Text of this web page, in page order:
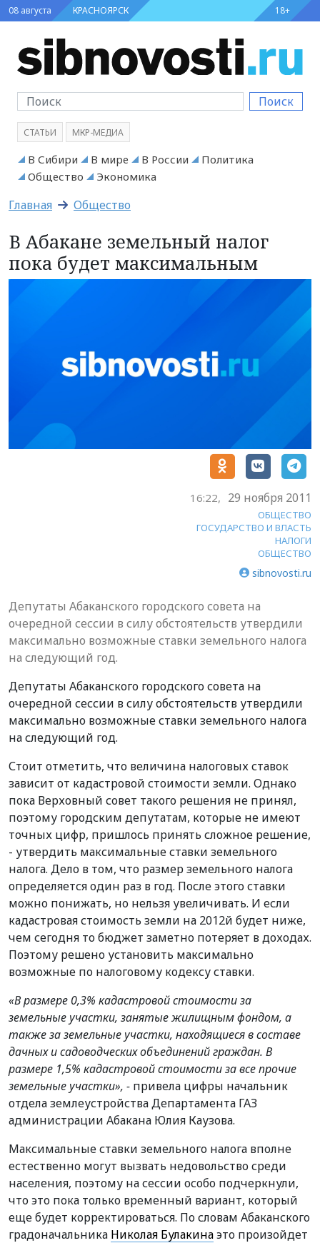
08 августа КРАСНОЯРСК 18+
Поиск
СТАТЬИ МКР-МЕДИА
В Сибири В мире В России
Политика
Общество
Экономика
Главная Общество
В Абакане земельный налог
пока будет максимальным
16:22, 29 ноября 2011
ОБЩЕСТВО
ГОСУДАРСТВО И ВЛАСТЬ
НАЛОГИ
ОБЩЕСТВО
sibnovosti.ru
Депутаты Абаканского городского совета на
очередной сессии в силу обстоятельств утвердили
максимально возможные ставки земельного налога
на следующий год.
Депутаты Абаканского городского совета на
очередной сессии в силу обстоятельств утвердили
максимально возможные ставки земельного налога
на следующий год.
Стоит отметить, что величина налоговых ставок
зависит от кадастровой стоимости земли. Однако
пока Верховный совет такого решения не принял,
поэтому городским депутатам, которые не имеют
точных цифр, пришлось принять сложное решение,
- утвердить максимальные ставки земельного
налога. Дело в том, что размер земельного налога
определяется один раз в год. После этого ставки
можно понижать, но нельзя увеличивать. И если
кадастровая стоимость земли на 2012й будет ниже,
чем сегодня то бюджет заметно потеряет в доходах.
Поэтому решено установить максимально
возможные по налоговому кодексу ставки.
«В размере 0,3% кадастровой стоимости за
земельные участки, занятые жилищным фондом, а
также за земельные участки, находящиеся в составе
дачных и садоводческих объединений граждан. В
размере 1,5% кадастровой стоимости за все прочие
земельные участки», - привела цифры начальник
отдела землеустройства Департамента ГАЗ
администрации Абакана Юлия Каузова.
Максимальные ставки земельного налога вполне
естественно могут вызвать недовольство среди
населения, поэтому на сессии особо подчеркнули,
что это пока только временный вариант, который
еще будет корректироваться. По словам Абаканского
градоначальника Николая Булакинаэто произойдет